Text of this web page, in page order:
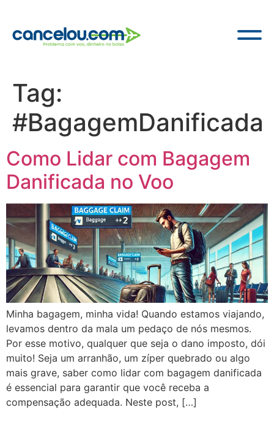
Tag:
#BagagemDanificada
Como Lidar com Bagagem
Danificada no Voo
Minha bagagem, minha vida! Quando estamos viajando,
levamos dentro da mala um pedaço de nós mesmos.
Por esse motivo, qualquer que seja o dano imposto, dói
muito! Seja um arranhão, um zíper quebrado ou algo
mais grave, saber como lidar com bagagem danificada
é essencial para garantir que você receba a
compensação adequada. Neste post, […]